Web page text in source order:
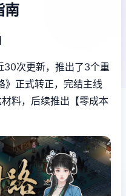
南
30次更新，推出了3个重
》正式转正，完结主线
料，后续推出【零成本